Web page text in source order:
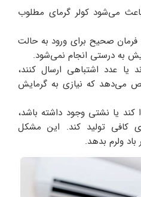
می‌شود کولر گرمای مطلوب
فرمان صحیح برای ورود به حالت
یا عدد اشتباهی ارسال کنند،
می‌دهد که نیازی به گرمایش
کند یا نشتی وجود داشته باشد،
کافی تولید کند. این مشکل
ولرم بدهد.